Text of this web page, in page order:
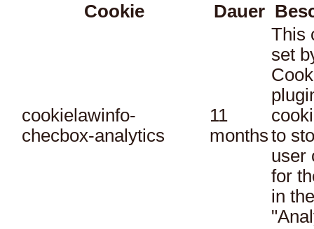
Cookie
Dauer
cookielawinfo-
checbox-analytics
11
months
This
set
to
user
for
in